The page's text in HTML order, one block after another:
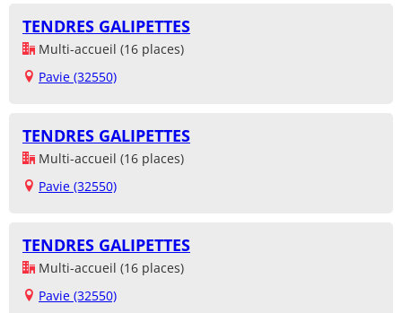
TENDRES GALIPETTES
Multi-accueil (16 places)
Pavie (32550)
TENDRES GALIPETTES
Multi-accueil (16 places)
Pavie (32550)
TENDRES GALIPETTES
Multi-accueil (16 places)
Pavie (32550)